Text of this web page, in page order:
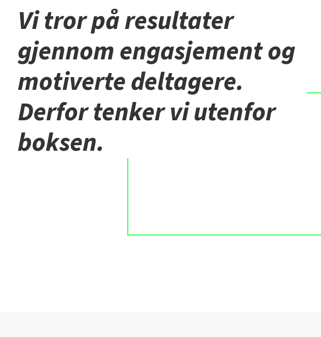
Vi tror på resultater
gjennom engasjement og
motiverte deltagere.
Derfor tenker vi utenfor
boksen.